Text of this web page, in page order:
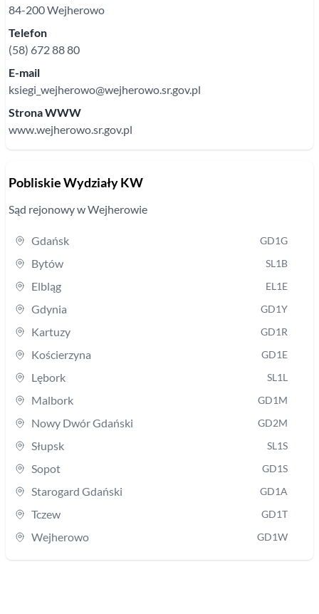
84-200Wejherowo
Telefon
(58) 672 88 80
E-mail
ksiegi_wejherowo@wejherowo.sr.gov.pl
Strona WWW
www.wejherowo.sr.gov.pl
Pobliskie Wydziały KW
Sąd rejonowyw Wejherowie
Gdańsk GD1G
Bytów SL1B
Elbląg EL1E
Gdynia GD1Y
Kartuzy GD1R
Kościerzyna GD1E
Lębork SL1L
Malbork GD1M
Nowy Dwór Gdański GD2M
Słupsk SL1S
Sopot GD1S
Starogard Gdański GD1A
Tczew GD1T
Wejherowo GD1W